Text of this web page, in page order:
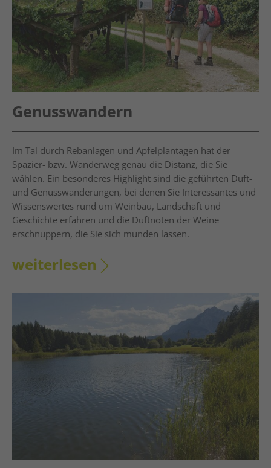
Genusswandern
Im Tal durch Rebanlagen und Apfelplantagen hat der
Spazier- bzw. Wanderweg genau die Distanz, die Sie
wählen. Ein besonderes Highlight sind die geführten Duft-
und Genusswanderungen, bei denen Sie Interessantes und
Wissenswertes rund um Weinbau, Landschaft und
Geschichte erfahren und die Duftnoten der Weine
erschnuppern, die Sie sich munden lassen.
weiterlesen